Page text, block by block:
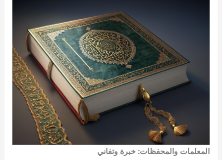
المعلمات والمحفظات: خبرة وتفاني